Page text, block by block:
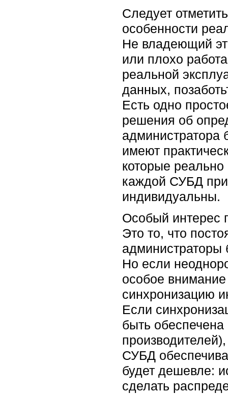
Следует
особенности
Не владеющий
или плохо
реальной
данных,
Есть одно
решения об
администратора
имеют
которые
каждой СУБД
индивидуальны.
Особый интерес
Это то, что
Но если
особое
синхронизацию
Если
быть
СУБД
будет дешевле:
сделать